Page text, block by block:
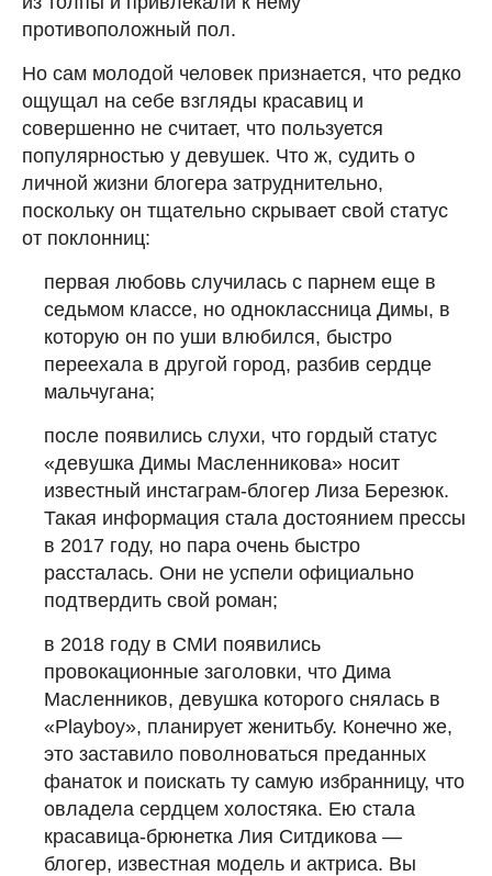
противоположный пол.
Но сам молодой человек признается, что редко
ощущал на себе взгляды красавиц и
совершенно не считает, что пользуется
популярностью у девушек. Что ж, судить о
личной жизни блогера затруднительно,
поскольку он тщательно скрывает свой статус
от поклонниц:
первая любовь случилась с парнем еще в
седьмом классе, но одноклассница Димы, в
которую он по уши влюбился, быстро
переехала в другой город, разбив сердце
мальчугана;
после появились слухи, что гордый статус
«девушка Димы Масленникова» носит
известный инстаграм-блогер Лиза Березюк.
Такая информация стала достоянием прессы
в 2017 году, но пара очень быстро
рассталась. Они не успели официально
подтвердить свой роман;
в 2018 году в СМИ появились
провокационные заголовки, что Дима
Масленников, девушка которого снялась в
«Playboy», планирует женитьбу. Конечно же,
это заставило поволноваться преданных
фанаток и поискать ту самую избранницу, что
овладела сердцем холостяка. Ею стала
красавица-брюнетка Лия Ситдикова —
блогер, известная модель и актриса. Вы